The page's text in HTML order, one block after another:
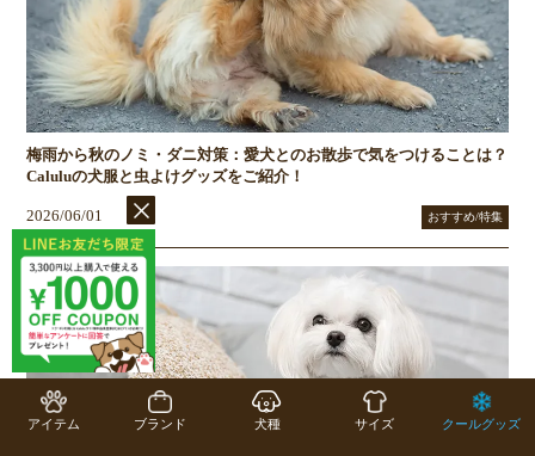
アイテム ブランド 犬種 サイズ クールグッズ
梅雨から秋のノミ・ダニ対策：愛犬とのお散歩で気をつけることは？
Caluluの犬服と虫よけグッズをご紹介！
2026/06/01 おすすめ/特集